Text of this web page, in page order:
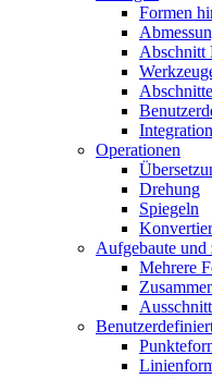
Formen
Abschnitt
Operationen
Drehung
Spiegeln
Aufgebaute und
Mehrere